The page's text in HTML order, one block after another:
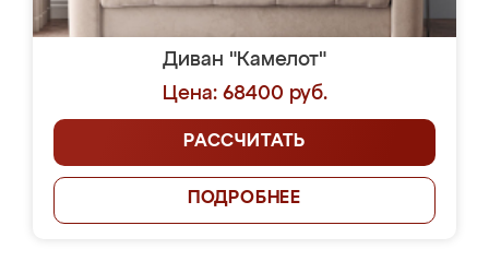
Диван "Камелот"
Цена: 68400 руб.
РАССЧИТАТЬ
ПОДРОБНЕЕ